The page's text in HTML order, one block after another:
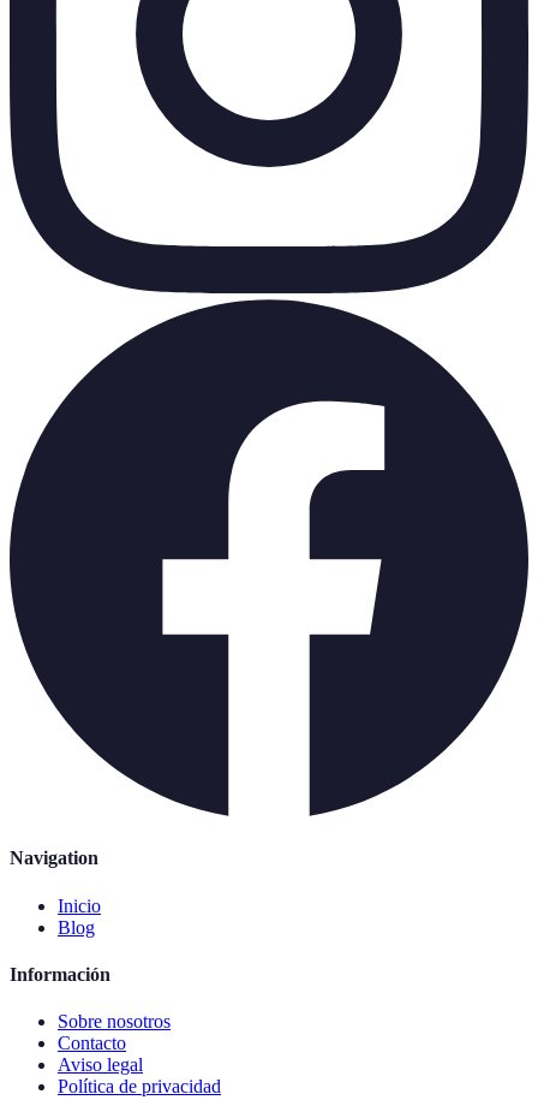
Navigation
Inicio
Blog
Información
Sobre nosotros
Contacto
Aviso legal
Política de privacidad